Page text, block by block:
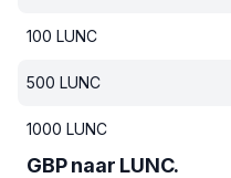
100 LUNC
500 LUNC
1000 LUNC
GBP naar LUNC.